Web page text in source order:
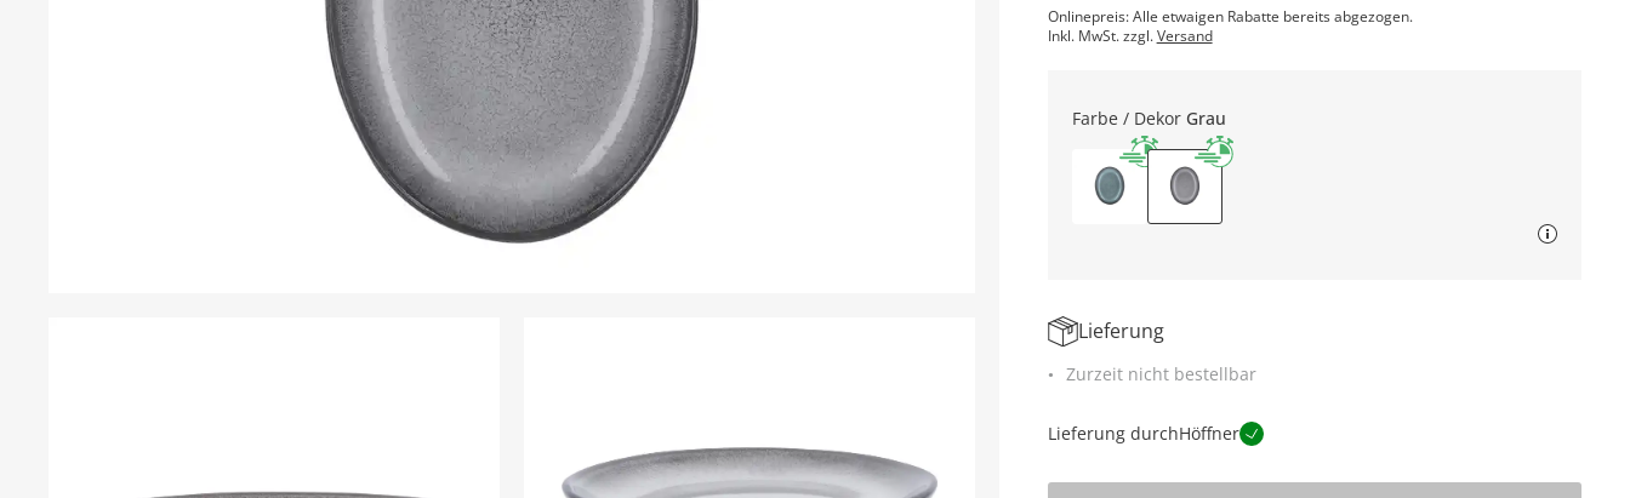
Onlinepreis: Alle etwaigen Rabatte bereits abgezogen.
Inkl. MwSt. zzgl.Versand
Farbe / Dekor Grau
Lieferung
Zurzeit nicht bestellbar
Lieferung durchHöffner